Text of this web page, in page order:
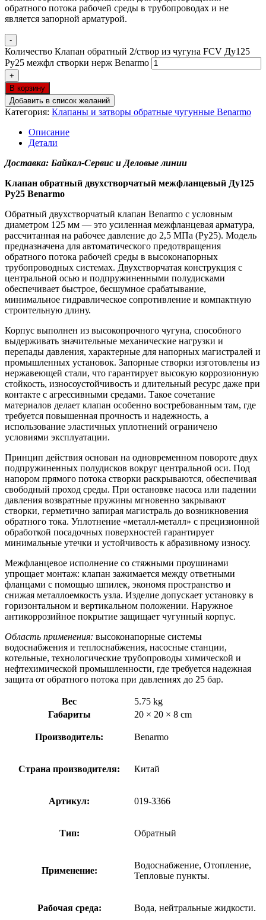
обратного потока рабочей среды в трубопроводах и не
является запорной арматурой.
-
Количество Клапан обратный 2/створ из чугуна FCV Ду125
Ру25 межфл створки нерж Benarmo
+
В корзину
Добавить в список желаний
Категория: Клапаны и затворы обратные чугунные Benarmo
Описание
Детали
Доставка: Байкал-Сервис и Деловые линии
Клапан обратный двухстворчатый межфланцевый Ду125
Ру25 Benarmo
Обратный двухстворчатый клапан Benarmo с условным
диаметром 125 мм — это усиленная межфланцевая арматура,
рассчитанная на рабочее давление до 2,5 МПа (Ру25). Модель
предназначена для автоматического предотвращения
обратного потока рабочей среды в высоконапорных
трубопроводных системах. Двухстворчатая конструкция с
центральной осью и подпружиненными полудисками
обеспечивает быстрое, бесшумное срабатывание,
минимальное гидравлическое сопротивление и компактную
строительную длину.
Корпус выполнен из высокопрочного чугуна, способного
выдерживать значительные механические нагрузки и
перепады давления, характерные для напорных магистралей и
промышленных установок. Запорные створки изготовлены из
нержавеющей стали, что гарантирует высокую коррозионную
стойкость, износоустойчивость и длительный ресурс даже при
контакте с агрессивными средами. Такое сочетание
материалов делает клапан особенно востребованным там, где
требуется повышенная прочность и надежность, а
использование эластичных уплотнений ограничено
условиями эксплуатации.
Принцип действия основан на одновременном повороте двух
подпружиненных полудисков вокруг центральной оси. Под
напором прямого потока створки раскрываются, обеспечивая
свободный проход среды. При остановке насоса или падении
давления возвратные пружины мгновенно закрывают
створки, герметично запирая магистраль до возникновения
обратного тока. Уплотнение «металл-металл» с прецизионной
обработкой посадочных поверхностей гарантирует
минимальные утечки и устойчивость к абразивному износу.
Межфланцевое исполнение со стяжными проушинами
упрощает монтаж: клапан зажимается между ответными
фланцами с помощью шпилек, экономя пространство и
снижая металлоемкость узла. Изделие допускает установку в
горизонтальном и вертикальном положении. Наружное
антикоррозийное покрытие защищает чугунный корпус.
Область применения: высоконапорные системы
водоснабжения и теплоснабжения, насосные станции,
котельные, технологические трубопроводы химической и
нефтехимической промышленности, где требуется надежная
защита от обратного потока при давлениях до 25 бар.
Вес
5.75 kg
Габариты
20 × 20 × 8 cm
Производитель: Benarmo
Страна производителя: Китай
Артикул: 019-3366
Тип: Обратный
Применение:
Водоснабжение, Отопление,
Тепловые пункты.
Рабочая среда: Вода, нейтральные жидкости.